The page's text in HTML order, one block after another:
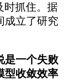
时抓住。据
成立了研究
是一个失败
型收敛效率